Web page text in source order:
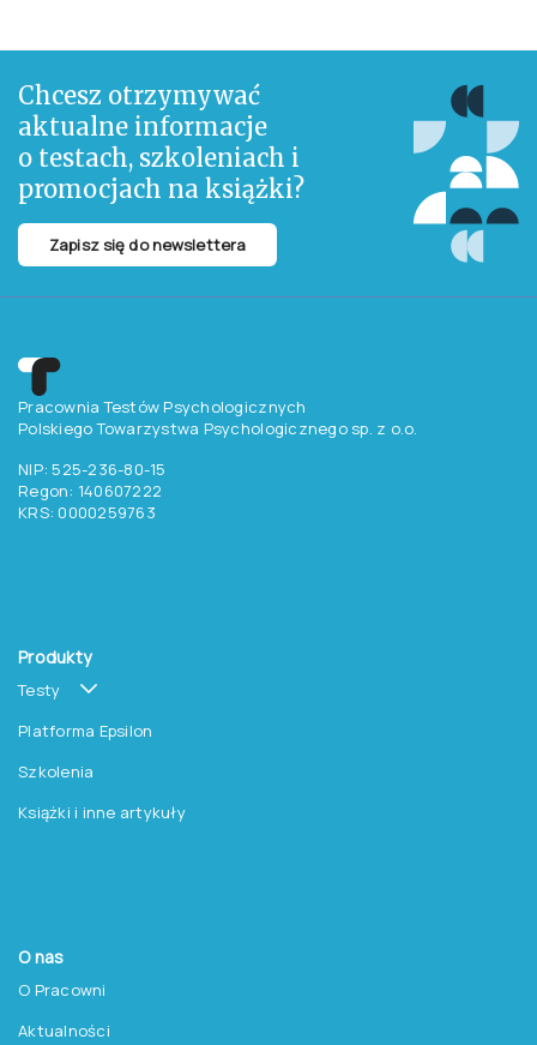
osobą. I to okropne, bolesne uczucie pustki. Co się wydarzyło? Co poszło
nie tak? I najważniejsze pytanie: jak z tego wyjść?
(fragment książki)
Danuta Golec– psychoterapeutka psychoanalityczna, tłumaczka i
założycielka wydawnictwa Oficyna Ingenium. Od wielu lat popularyzuje
też wiedzę o życiu psychicznym, udzielając wywiadów prasowych i
radiowych.
Chcesz otrzymywać
aktualne informacje
o testach, szkoleniach i
Polskiego Towarzystwa Psychologicznego sp. z o.o.
NIP: 525-236-80-15
Produkty
Testy